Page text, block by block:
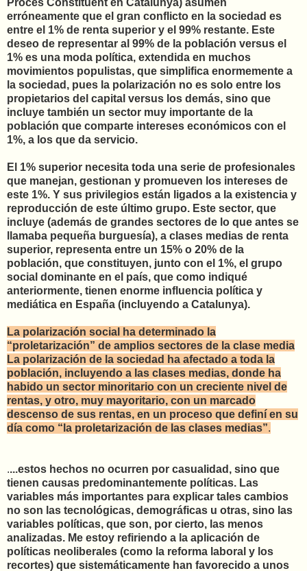
erróneamente que el gran conflicto en la sociedad es
entre el 1% de renta superior y el 99% restante. Este
deseo de representar al 99% de la población versus el
1% es una moda política, extendida en muchos
movimientos populistas, que simplifica enormemente a
la sociedad, pues la polarización no es solo entre los
propietarios del capital versus los demás, sino que
incluye también un sector muy importante de la
población que comparte intereses económicos con el
1%, a los que da servicio.
El 1% superior necesita toda una serie de profesionales
que manejan, gestionan y promueven los intereses de
este 1%. Y sus privilegios están ligados a la existencia y
reproducción de este último grupo. Este sector, que
incluye (además de grandes sectores de lo que antes se
llamaba pequeña burguesía), a clases medias de renta
superior, representa entre un 15% o 20% de la
población, que constituyen, junto con el 1%, el grupo
social dominante en el país, que como indiqué
anteriormente, tienen enorme influencia política y
mediática en España (incluyendo a Catalunya).
La polarización social ha determinado la
“proletarización” de amplios sectores de la clase media
La polarización de la sociedad ha afectado a toda la
población, incluyendo a las clases medias, donde ha
habido un sector minoritario con un creciente nivel de
rentas, y otro, muy mayoritario, con un marcado
descenso de sus rentas, en un proceso que definí en su
día como “la proletarización de las clases medias”.
....estos hechos no ocurren por casualidad, sino que
tienen causas predominantemente políticas. Las
variables más importantes para explicar tales cambios
no son las tecnológicas, demográficas u otras, sino las
variables políticas, que son, por cierto, las menos
analizadas. Me estoy refiriendo a la aplicación de
políticas neoliberales (como la reforma laboral y los
recortes) que sistemáticamente han favorecido a unos